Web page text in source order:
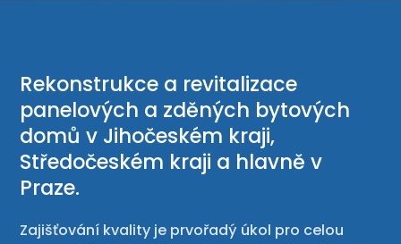
Rekonstrukce a revitalizace
panelových a zděných bytových
domů v Jihočeském kraji,
Středočeském kraji a hlavně v
Praze.
Zajišťování kvality je prvořadý úkol pro celou